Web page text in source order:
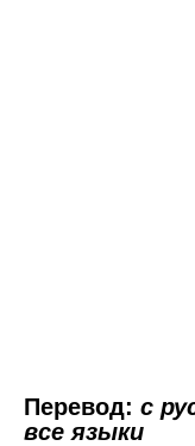
Перевод: с
все языки